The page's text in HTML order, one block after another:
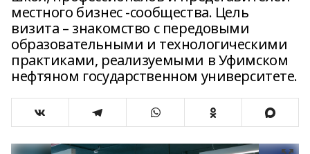
местного бизнес -сообщества. Цель
визита – знакомство с передовыми
образовательными и технологическими
практиками, реализуемыми в Уфимском
нефтяном государственном университете.